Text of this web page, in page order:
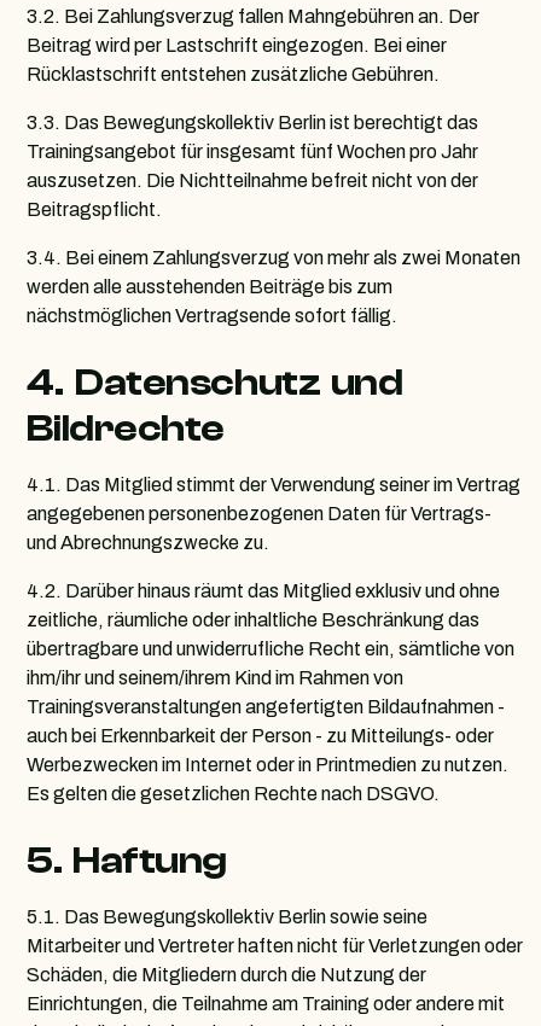
3.2. Bei Zahlungsverzug fallen Mahngebühren an. Der
Beitrag wird per Lastschrift eingezogen. Bei einer
Rücklastschrift entstehen zusätzliche Gebühren.
3.3. Das Bewegungskollektiv Berlin ist berechtigt das
Trainingsangebot für insgesamt fünf Wochen pro Jahr
auszusetzen. Die Nichtteilnahme befreit nicht von der
Beitragspflicht.
3.4. Bei einem Zahlungsverzug von mehr als zwei Monaten
werden alle ausstehenden Beiträge bis zum
nächstmöglichen Vertragsende sofort fällig.
4. Datenschutz und
Bildrechte
4.1. Das Mitglied stimmt der Verwendung seiner im Vertrag
angegebenen personenbezogenen Daten für Vertrags-
und Abrechnungszwecke zu.
4.2. Darüber hinaus räumt das Mitglied exklusiv und ohne
zeitliche, räumliche oder inhaltliche Beschränkung das
übertragbare und unwiderrufliche Recht ein, sämtliche von
ihm/ihr und seinem/ihrem Kind im Rahmen von
Trainingsveranstaltungen angefertigten Bildaufnahmen -
auch bei Erkennbarkeit der Person - zu Mitteilungs- oder
Werbezwecken im Internet oder in Printmedien zu nutzen.
Es gelten die gesetzlichen Rechte nach DSGVO.
5. Haftung
5.1. Das Bewegungskollektiv Berlin sowie seine
Mitarbeiter und Vertreter haften nicht für Verletzungen oder
Schäden, die Mitgliedern durch die Nutzung der
Einrichtungen, die Teilnahme am Training oder andere mit